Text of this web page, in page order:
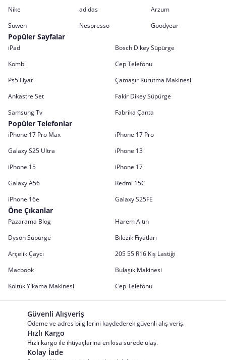
Nike adidas
Arzum
Suwen
Nespresso Goodyear
Popüler Sayfalar
iPad
Bosch Dikey Süpürge
Kombi
Cep Telefonu
Ps5 Fiyat
Çamaşır Kurutma Makinesi
Ankastre Set
Fakir Dikey Süpürge
Samsung Tv
Fabrika Çanta
Popüler Telefonlar
iPhone 17 Pro Max
iPhone 17 Pro
Galaxy S25 Ultra
iPhone 13
iPhone 15
iPhone 17
Galaxy A56
Redmi 15C
iPhone 16e
Galaxy S25FE
Öne Çıkanlar
Pazarama Blog
Harem Altın
Dyson Süpürge
Bilezik Fiyatları
Arçelik Çaycı
205 55 R16 Kış Lastiği
Macbook
Bulaşık Makinesi
Koltuk Yıkama Makinesi
Cep Telefonu
Güvenli Alışveriş
Ödeme ve adres bilgilerini kaydederek güvenli alış veriş.
Hızlı Kargo
Hızlı kargo ile ihtiyaçlarına en kısa sürede ulaş.
Kolay İade